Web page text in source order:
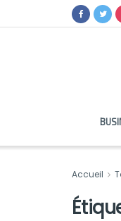
Accueil